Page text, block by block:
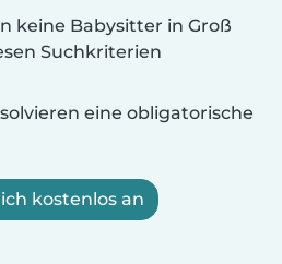
keine Babysitter in Groß
Suchkriterien
eine obligatorische
kostenlos an